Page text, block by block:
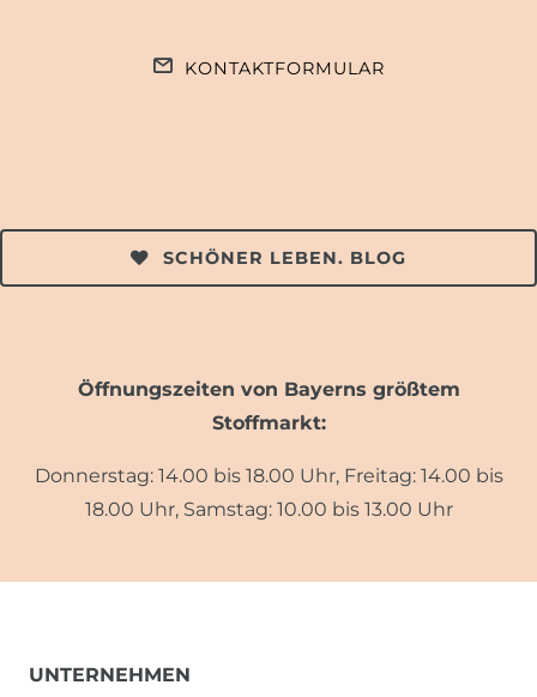
KONTAKTFORMULAR
SCHÖNER LEBEN. BLOG
Öffnungszeiten von Bayerns größtem
Stoffmarkt:
Donnerstag: 14.00 bis 18.00 Uhr, Freitag: 14.00 bis
18.00 Uhr, Samstag: 10.00 bis 13.00 Uhr
UNTERNEHMEN